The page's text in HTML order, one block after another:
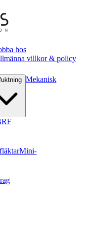
hos
villkor & policy
Mekanisk
Mini-